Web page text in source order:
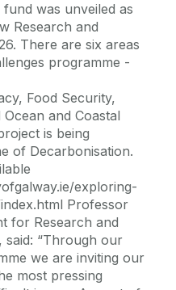
was unveiled as
Research and
There are six areas
programme -
Food Security,
and Coastal
is being
of Decarbonisation.
exploring-
Professor
for Research and
said: “Through our
we are inviting our
most pressing